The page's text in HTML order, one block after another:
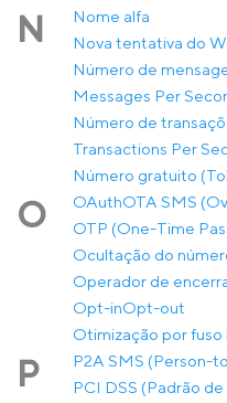
N
Nome alfa
Nova tentativa do
Número de
Messages Per
Número de
Transactions Per
Número gratuito
O OAuthOTA SMS
OTP (One-Time
Ocultação do
Operador de
Opt-inOpt-out
Otimização por
P
P2A SMS (Person-
PCI DSS (Padrão